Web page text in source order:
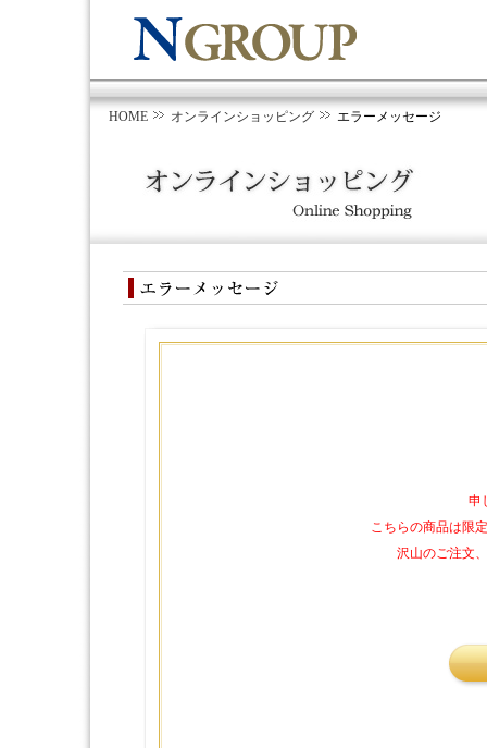
HOME オンラインショッピング エラーメッセージ
申
こちらの商品は限
沢山のご注文